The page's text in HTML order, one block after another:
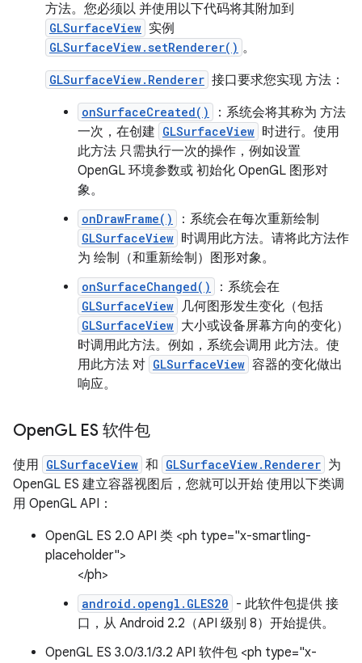
方法。您必须以 并使用以下代码将其附加到
GLSurfaceView 实例
GLSurfaceView.setRenderer() 。
GLSurfaceView.Renderer 接口要求您实现 方法：
onSurfaceCreated()
：系统会将其称为 方法
一次，在创建 GLSurfaceView 时进行。使用
此方法 只需执行一次的操作，例如设置
OpenGL 环境参数或 初始化 OpenGL 图形对
象。
onDrawFrame() ：系统会在每次重新绘制
GLSurfaceView 时调用此方法。请将此方法作
为 绘制（和重新绘制）图形对象。
onSurfaceChanged() ：系统会在
GLSurfaceView 几何图形发生变化（包括
GLSurfaceView 大小或设备屏幕方向的变化）
时调用此方法。例如，系统会调用 此方法。使
用此方法 对 GLSurfaceView 容器的变化做出
响应。
OpenGL ES 软件包
使用 GLSurfaceView 和 GLSurfaceView.Renderer 为
OpenGL ES 建立容器视图后，您就可以开始 使用以下类调
用 OpenGL API：
OpenGL ES 2.0 API 类 <ph type="x-smartling-
placeholder">
</ph>
android.opengl.GLES20 - 此软件包提供 接
口，从 Android 2.2（API 级别 8）开始提供。
OpenGL ES 3.0/3.1/3.2 API 软件包 <ph type="x-